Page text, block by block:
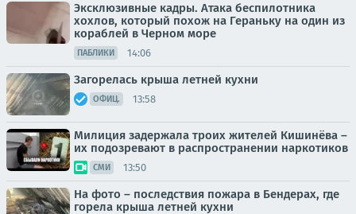
Эксклюзивные кадры. Атака беспилотника
хохлов, который похож на Гераньку на один из
кораблей в Черном море
ПАБЛИКИ 14:06
Загорелась крыша летней кухни
ОФИЦ. 13:58
Милиция задержала троих жителей Кишинёва –
их подозревают в распространении наркотиков
СМИ 13:50
На фото – последствия пожара в Бендерах, где
горела крыша летней кухни